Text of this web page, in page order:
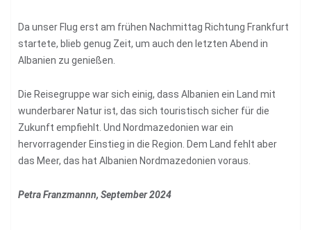
Da unser Flug erst am frühen Nachmittag Richtung Frankfurt
startete, blieb genug Zeit, um auch den letzten Abend in
Albanien zu genießen.
Die Reisegruppe war sich einig, dass Albanien ein Land mit
wunderbarer Natur ist, das sich touristisch sicher für die
Zukunft empfiehlt. Und Nordmazedonien war ein
hervorragender Einstieg in die Region. Dem Land fehlt aber
das Meer, das hat Albanien Nordmazedonien voraus.
Petra Franzmannn, September 2024